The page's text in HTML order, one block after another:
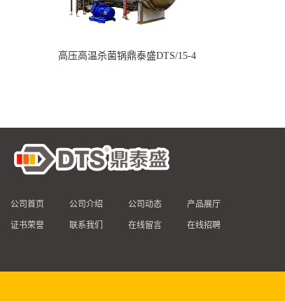
高压高温杀菌锅鼎泰盛DTS/15-4
公司首页 公司介绍 公司动态 产品展厅
证书荣誉 联系我们 在线留言 在线招聘